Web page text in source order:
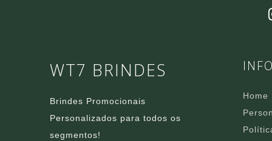
WT7 BRINDES
Brindes Promocionais
Personalizados para todos os
segmentos!
Home